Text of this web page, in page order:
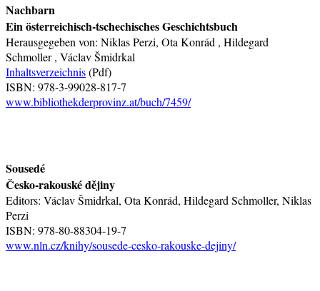
Nachbarn
Ein österreichisch-tschechisches Geschichtsbuch
Herausgegeben von: Niklas Perzi, Ota Konrád , Hildegard
Schmoller , Václav Šmidrkal
Inhaltsverzeichnis(Pdf)
ISBN: 978-3-99028-817-7
www.bibliothekderprovinz.at/buch/7459/
Sousedé
Česko-rakouské dějiny
Editors: Václav Šmidrkal, Ota Konrád, Hildegard Schmoller, Niklas
Perzi
ISBN: 978-80-88304-19-7
www.nln.cz/knihy/sousede-cesko-rakouske-dejiny/